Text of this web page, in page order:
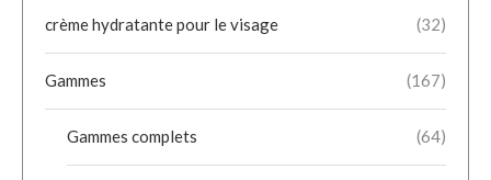
crème hydratante pour le visage (32)
Gammes (167)
Gammes complets (64)